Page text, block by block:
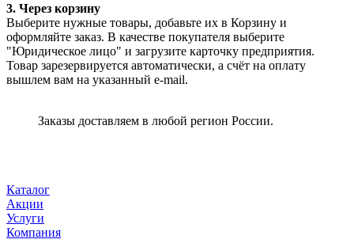
3. Через корзину
Выберите нужные товары, добавьте их в Корзину и
оформляйте заказ. В качестве покупателя выберите
"Юридическое лицо" и загрузите карточку предприятия.
Товар зарезервируется автоматически, а счёт на оплату
вышлем вам на указанный e-mail.
Заказы доставляем в любой регион России.
Каталог
Акции
Услуги
Компания